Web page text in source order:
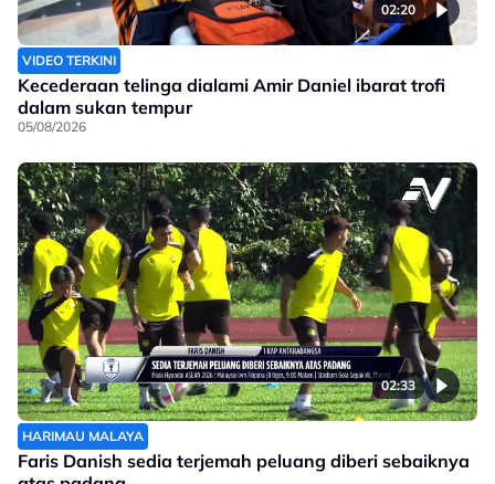
02:20
VIDEO TERKINI
Kecederaan telinga dialami Amir Daniel ibarat trofi
dalam sukan tempur
05/08/2026
02:33
HARIMAU MALAYA
Faris Danish sedia terjemah peluang diberi sebaiknya